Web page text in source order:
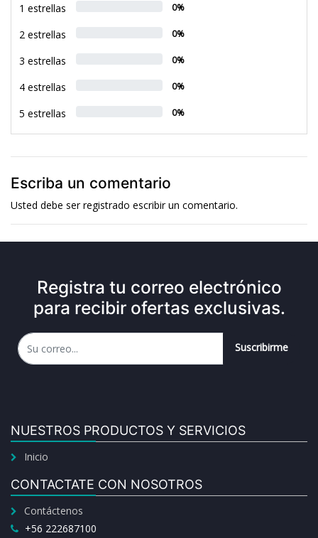
1 estrellas 0%
2 estrellas 0%
3 estrellas 0%
4 estrellas 0%
5 estrellas 0%
Escriba un comentario
Usted debe serregistrado escribir un comentario.
Registra tu correo electrónico
para recibir ofertas exclusivas.
Suscribirme
NUESTROS PRODUCTOS Y SERVICIOS
Inicio
CONTACTATE CON NOSOTROS
Contáctenos
+56 222687100